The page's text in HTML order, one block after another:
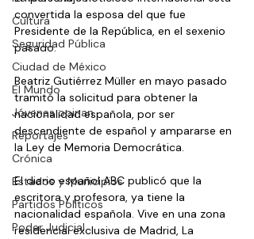
Cultura
Seguridad Pública
Ciudad de México
El Mundo
Jóvenes opinan
Reportajes
Crónica
Estados y Municipios
Partidos Políticos
Poder Judicial
convertida la esposa del que fue
Presidente de la República, en el sexenio
pasado.
Beatriz Gutiérrez Müller en mayo pasado
tramitó la solicitud para obtener la
nacionalidad española, por ser
descendiente de español y ampararse en
la Ley de Memoria Democrática.
El diario español ABC publicó que la
escritora y profesora, ya tiene la
nacionalidad española. Vive en una zona
residencial exclusiva de Madrid, La